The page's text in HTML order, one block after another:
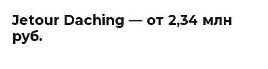
Jetour Daching — от 2,34 млн
руб.